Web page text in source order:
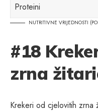
Proteini
NUTRITIVNE VRIJEDNOSTI
#18
zrna
Krekeri od cjelovitih zrna